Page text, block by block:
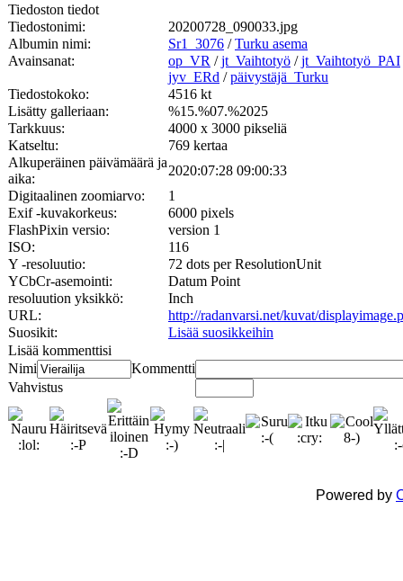
Tiedoston tiedot
Tiedostonimi:
20200728_090033.jpg
Albumin nimi:
Sr1_3076 /Turku asema
Avainsanat:
op_VR /jt_Vaihtotyö /jt_Vaihtotyö_PAI
jyv_ERd /päivystäjä_Turku
Tiedostokoko:
4516 kt
Lisätty galleriaan:
%15.%07.%2025
Tarkkuus:
4000 x 3000 pikseliä
Katseltu:
769 kertaa
Alkuperäinen päivämäärä ja
aika:
2020:07:28 09:00:33
Digitaalinen zoomiarvo:
1
Exif -kuvakorkeus:
6000 pixels
FlashPixin versio:
version 1
ISO:
116
Y -resoluutio:
72 dots per ResolutionUnit
YCbCr-asemointi:
Datum Point
resoluution yksikkö:
Inch
URL:
http://radanvarsi.net/kuvat/
Suosikit:
Lisää suosikkeihin
Lisää kommenttisi
Nimi
Kommentti
Vahvistus
Powered by